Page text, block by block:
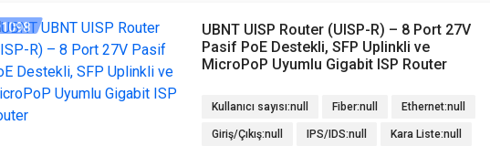
UBNT UISP Router (UISP-R) – 8 Port 27V
Pasif PoE Destekli, SFP Uplinkli ve
MicroPoP Uyumlu Gigabit ISP Router
Kullanıcı sayısı:null Fiber:null Ethernet:null
Giriş/Çıkış:null IPS/IDS:null Kara Liste:null